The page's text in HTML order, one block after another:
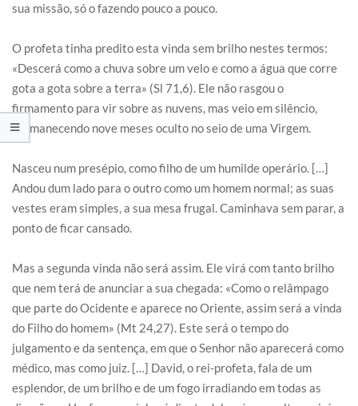
sua missão, só o fazendo pouco a pouco.
O profeta tinha predito esta vinda sem brilho nestes termos:
«Descerá como a chuva sobre um velo e como a água que corre
gota a gota sobre a terra» (Sl 71,6). Ele não rasgou o
firmamento para vir sobre as nuvens, mas veio em silêncio,
permanecendo nove meses oculto no seio de uma Virgem.
Nasceu num presépio, como filho de um humilde operário. […]
Andou dum lado para o outro como um homem normal; as suas
vestes eram simples, a sua mesa frugal. Caminhava sem parar, a
ponto de ficar cansado.
Mas a segunda vinda não será assim. Ele virá com tanto brilho
que nem terá de anunciar a sua chegada: «Como o relâmpago
que parte do Ocidente e aparece no Oriente, assim será a vinda
do Filho do homem» (Mt 24,27). Este será o tempo do
julgamento e da sentença, em que o Senhor não aparecerá como
médico, mas como juiz. […] David, o rei-profeta, fala de um
esplendor, de um brilho e de um fogo irradiando em todas as